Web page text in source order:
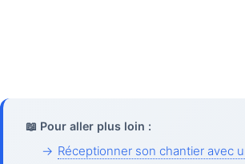
📖 Pour aller plus loin :
→ Réceptionner son chantier avec